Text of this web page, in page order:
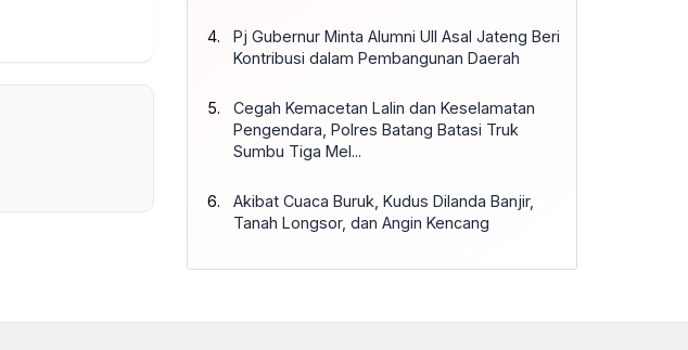
Pj Gubernur Minta Alumni UII Asal Jateng Beri
Kontribusi dalam Pembangunan Daerah
Cegah Kemacetan Lalin dan Keselamatan
Pengendara, Polres Batang Batasi Truk
Sumbu Tiga Mel...
Akibat Cuaca Buruk, Kudus Dilanda Banjir,
Tanah Longsor, dan Angin Kencang